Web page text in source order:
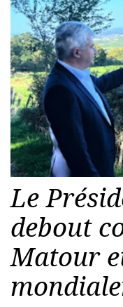
Le
debout
Matour